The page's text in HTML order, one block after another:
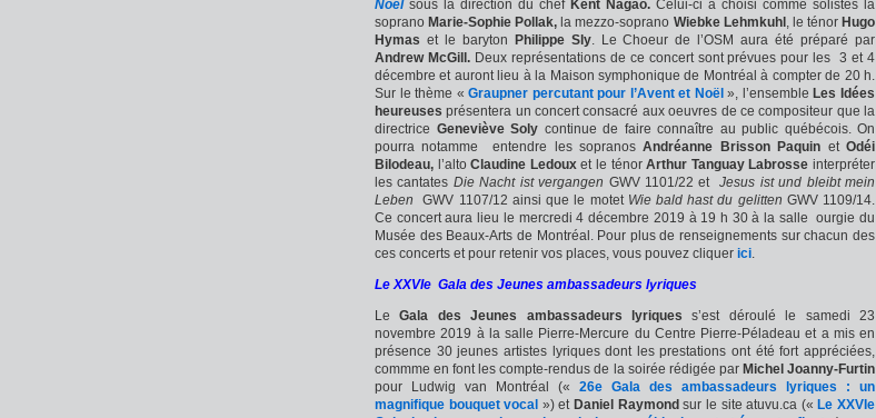
Noëlsous la direction du chef Kent Nagao. Celui-ci a choisi comme solistes la
soprano Marie-Sophie Pollak, la mezzo-soprano Wiebke Lehmkuhl , le ténor Hugo
Hymas et le baryton Philippe Sly. Le Choeur de l’OSM aura été préparé par
Andrew McGill. Deux représentations de ce concert sont prévues pour les 3 et 4
décembre et auront lieu à la Maison symphonique de Montréal à compter de 20 h.
Sur le thème « Graupner percutant pour l’Avent et Noël », l’ensemble Les Idées
heureuses présentera un concert consacré aux oeuvres de ce compositeur que la
directrice Geneviève Soly continue de faire connaître au public québécois. On
pourra notamme entendre les sopranosAndréanne Brisson Paquin etOdéi
Bilodeau, l’altoClaudine Ledouxet le ténorArthur Tanguay Labrosseinterpréter
les cantates Die Nacht ist vergangen GWV 1101/22 etJesus ist und bleibt mein
Leben GWV 1107/12 ainsi que le motet Wie bald hast du gelitten GWV 1109/14.
Ce concert aura lieu le mercredi 4 décembre 2019 à 19 h 30 à la salle ourgie du
Musée des Beaux-Arts de Montréal. Pour plus de renseignements sur chacun des
ces concerts et pour retenir vos places, vous pouvez cliquer ici.
Le XXVIe Gala des Jeunes ambassadeurs lyriques
Le Gala des Jeunes ambassadeurs lyriques s’est déroulé le samedi 23
novembre 2019 à la salle Pierre-Mercure du Centre Pierre-Péladeau et a mis en
présence 30 jeunes artistes lyriques dont les prestations ont été fort appréciées,
commme en font les compte-rendus de la soirée rédigée par Michel Joanny-Furtin
pour Ludwig van Montréal (« 26e Gala des ambassadeurs lyriques : un
magnifique bouquet vocal ») et Daniel Raymond sur le site atuvu.ca (« Le XXVIe